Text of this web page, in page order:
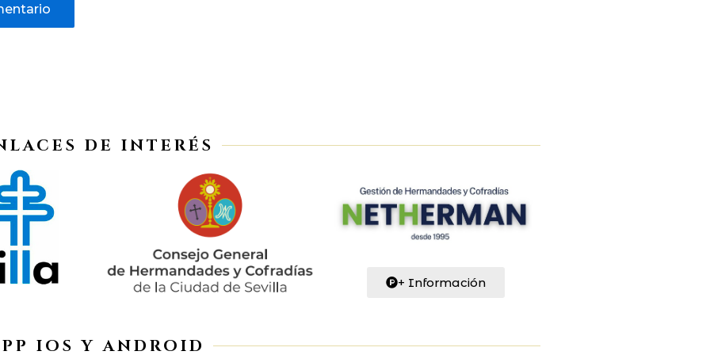
DE INTERÉS
+ Información
IOS Y ANDROID